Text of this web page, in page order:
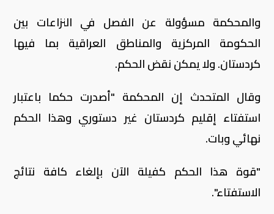
والمحكمة مسؤولة عن الفصل في النزاعات بين
الحكومة المركزية والمناطق العراقية بما فيها
كردستان. ولا يمكن نقض الحكم.
وقال المتحدث إن المحكمة "أصدرت حكما باعتبار
استفتاء إقليم كردستان غير دستوري وهذا الحكم
نهائي وبات.
"قوة هذا الحكم كفيلة الآن بإلغاء كافة نتائج
الاستفتاء".